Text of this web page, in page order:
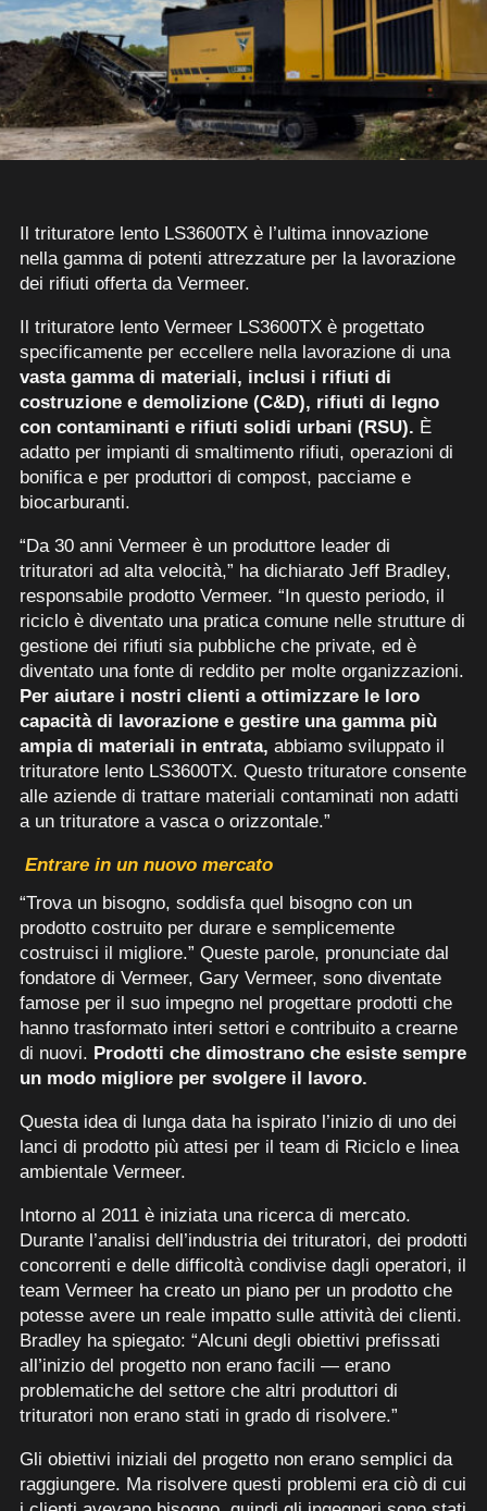
Il trituratore lento LS3600TX è l’ultima innovazione
nella gamma di potenti attrezzature per la lavorazione
dei rifiuti offerta da Vermeer.
Il trituratore lento Vermeer LS3600TX è progettato
specificamente per eccellere nella lavorazione di una
vasta gamma di materiali, inclusi i rifiuti di
costruzione e demolizione (C&D), rifiuti di legno
con contaminanti e rifiuti solidi urbani (RSU). È
adatto per impianti di smaltimento rifiuti, operazioni di
bonifica e per produttori di compost, pacciame e
biocarburanti.
“Da 30 anni Vermeer è un produttore leader di
trituratori ad alta velocità,” ha dichiarato Jeff Bradley,
responsabile prodotto Vermeer. “In questo periodo, il
riciclo è diventato una pratica comune nelle strutture di
gestione dei rifiuti sia pubbliche che private, ed è
diventato una fonte di reddito per molte organizzazioni.
Per aiutare i nostri clienti a ottimizzare le loro
capacità di lavorazione e gestire una gamma più
ampia di materiali in entrata, abbiamo sviluppato il
trituratore lento LS3600TX. Questo trituratore consente
alle aziende di trattare materiali contaminati non adatti
a un trituratore a vasca o orizzontale.”
Entrare in un nuovo mercato
“Trova un bisogno, soddisfa quel bisogno con un
prodotto costruito per durare e semplicemente
costruisci il migliore.” Queste parole, pronunciate dal
fondatore di Vermeer, Gary Vermeer, sono diventate
famose per il suo impegno nel progettare prodotti che
hanno trasformato interi settori e contribuito a crearne
di nuovi. Prodotti che dimostrano che esiste sempre
un modo migliore per svolgere il lavoro.
Questa idea di lunga data ha ispirato l’inizio di uno dei
lanci di prodotto più attesi per il team di Riciclo e linea
ambientale Vermeer.
Intorno al 2011 è iniziata una ricerca di mercato.
Durante l’analisi dell’industria dei trituratori, dei prodotti
concorrenti e delle difficoltà condivise dagli operatori, il
team Vermeer ha creato un piano per un prodotto che
potesse avere un reale impatto sulle attività dei clienti.
Bradley ha spiegato: “Alcuni degli obiettivi prefissati
all’inizio del progetto non erano facili — erano
problematiche del settore che altri produttori di
trituratori non erano stati in grado di risolvere.”
Gli obiettivi iniziali del progetto non erano semplici da
raggiungere. Ma risolvere questi problemi era ciò di cui